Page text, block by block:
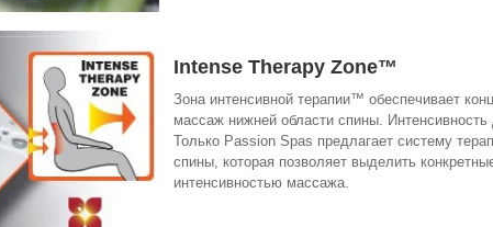
Intense Therapy Zone™
Зона интенсивной терапии™ обеспечивает
массаж нижней области спины. Интенсивность
Только Passion Spas предлагает систему
спины, которая позволяет выделить
интенсивностью массажа.